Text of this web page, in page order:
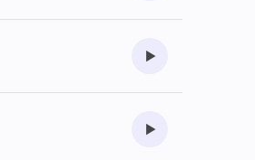
수강준비
수강준비